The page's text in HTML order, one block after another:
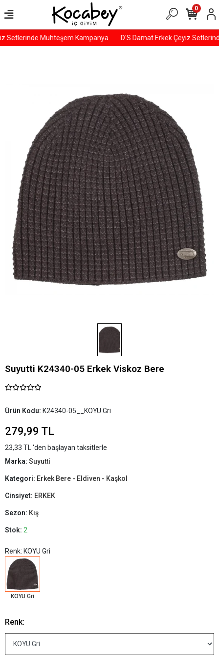
Setlerinde Muhteşem Kampanya D'S Damat Erkek Çeyiz
0
Suyutti K24340-05 Erkek Viskoz Bere
Ürün Kodu: K24340-05__KOYU Gri
279,99 TL
23,33 TL 'den başlayan taksitlerle
Marka: Suyutti
Kategori: Erkek Bere - Eldiven - Kaşkol
Cinsiyet: ERKEK
Sezon: Kış
Stok: 2
Renk: KOYU Gri
KOYU Gri
Renk: